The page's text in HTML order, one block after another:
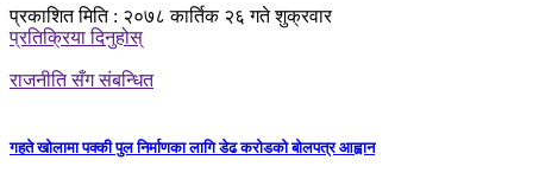
प्रकाशित मिति : २०७८ कार्तिक २६ गते शुक्रवार
प्रतिक्रिया दिनुहोस्
राजनीति सँग संबन्धित
गहते खोलामा पक्की पुल निर्माणका लागि डेढ करोडको बोलपत्र आह्वान